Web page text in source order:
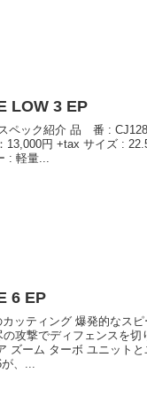
LOW 3 EP
ペック紹介 品 番 :
13,000円 +tax サイズ :
: 軽量...
6 EP
ッティング 爆発的なス
攻撃でディフェンスを切
ズーム ターボ ユニット
、...